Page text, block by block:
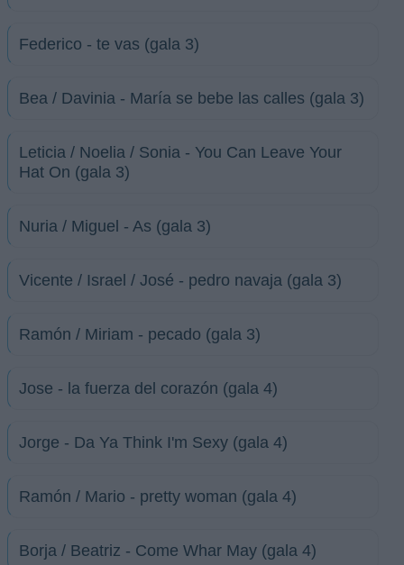
Federico - te vas (gala 3)
Bea / Davinia - María se bebe las calles (gala 3)
Leticia / Noelia / Sonia - You Can Leave Your
Hat On (gala 3)
Nuria / Miguel - As (gala 3)
Vicente / Israel / José - pedro navaja (gala 3)
Ramón / Miriam - pecado (gala 3)
Jose - la fuerza del corazón (gala 4)
Jorge - Da Ya Think I'm Sexy (gala 4)
Ramón / Mario - pretty woman (gala 4)
Borja / Beatriz - Come Whar May (gala 4)